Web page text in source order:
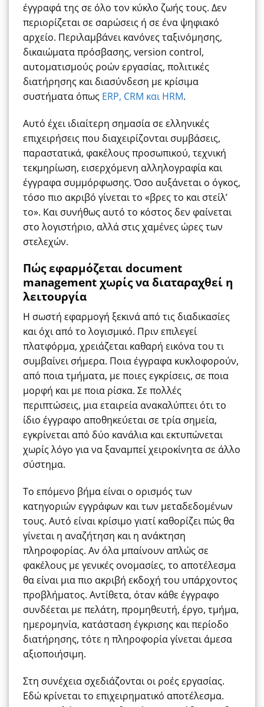
έγγραφά της σε όλο τον κύκλο ζωής τους. Δεν
περιορίζεται σε σαρώσεις ή σε ένα ψηφιακό
αρχείο. Περιλαμβάνει κανόνες ταξινόμησης,
δικαιώματα πρόσβασης, version control,
αυτοματισμούς ροών εργασίας, πολιτικές
διατήρησης και διασύνδεση με κρίσιμα
συστήματα όπως ERP, CRM και HRM.
Αυτό έχει ιδιαίτερη σημασία σε ελληνικές
επιχειρήσεις που διαχειρίζονται συμβάσεις,
παραστατικά, φακέλους προσωπικού, τεχνική
τεκμηρίωση, εισερχόμενη αλληλογραφία και
έγγραφα συμμόρφωσης. Όσο αυξάνεται ο όγκος,
τόσο πιο ακριβό γίνεται το «βρες το και στείλ’
το». Και συνήθως αυτό το κόστος δεν φαίνεται
στο λογιστήριο, αλλά στις χαμένες ώρες των
στελεχών.
Πώς εφαρμόζεται document
management χωρίς να διαταραχθεί η
λειτουργία
Η σωστή εφαρμογή ξεκινά από τις διαδικασίες
και όχι από το λογισμικό. Πριν επιλεγεί
πλατφόρμα, χρειάζεται καθαρή εικόνα του τι
συμβαίνει σήμερα. Ποια έγγραφα κυκλοφορούν,
από ποια τμήματα, με ποιες εγκρίσεις, σε ποια
μορφή και με ποια ρίσκα. Σε πολλές
περιπτώσεις, μια εταιρεία ανακαλύπτει ότι το
ίδιο έγγραφο αποθηκεύεται σε τρία σημεία,
εγκρίνεται από δύο κανάλια και εκτυπώνεται
χωρίς λόγο για να ξαναμπεί χειροκίνητα σε άλλο
σύστημα.
Το επόμενο βήμα είναι ο ορισμός των
κατηγοριών εγγράφων και των μεταδεδομένων
τους. Αυτό είναι κρίσιμο γιατί καθορίζει πώς θα
γίνεται η αναζήτηση και η ανάκτηση
πληροφορίας. Αν όλα μπαίνουν απλώς σε
φακέλους με γενικές ονομασίες, το αποτέλεσμα
θα είναι μια πιο ακριβή εκδοχή του υπάρχοντος
προβλήματος. Αντίθετα, όταν κάθε έγγραφο
συνδέεται με πελάτη, προμηθευτή, έργο, τμήμα,
ημερομηνία, κατάσταση έγκρισης και περίοδο
διατήρησης, τότε η πληροφορία γίνεται άμεσα
αξιοποιήσιμη.
Στη συνέχεια σχεδιάζονται οι ροές εργασίας.
Εδώ κρίνεται το επιχειρηματικό αποτέλεσμα.